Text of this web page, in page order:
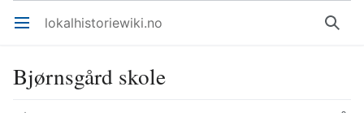
Åpne hovedmenyen lokalhistoriewiki.no Søk
Bjørnsgård skole